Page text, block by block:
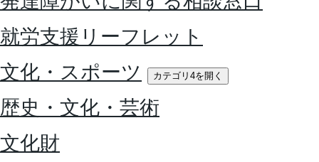
就労支援リーフレット
文化・スポーツ
カテゴリ4を開く
歴史・文化・芸術
文化財